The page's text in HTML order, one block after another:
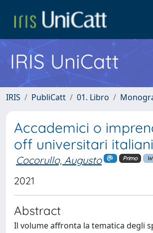
IRIS UniCatt
IRIS PubliCatt 01. Libro
Accademici o
off universitari italiani
Cocorullo, Augusto Primo
2021
Abstract
Il volume affronta la tematica degli